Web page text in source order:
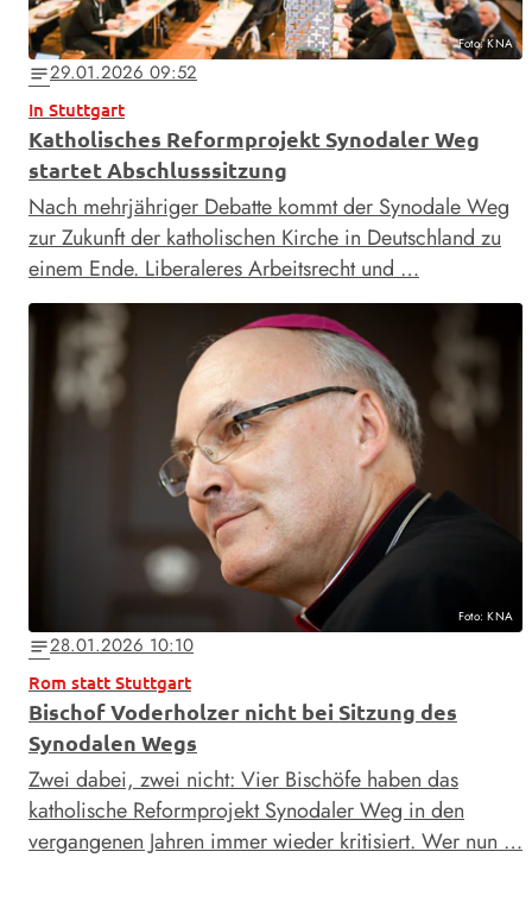
Foto: KNA
notes29.01.2026 09:52
In Stuttgart
Katholisches Reformprojekt Synodaler Weg
startet Abschlusssitzung
Nach mehrjähriger Debatte kommt der Synodale Weg
zur Zukunft der katholischen Kirche in Deutschland zu
einem Ende. Liberaleres Arbeitsrecht und …
Foto: KNA
notes28.01.2026 10:10
Rom statt Stuttgart
Bischof Voderholzer nicht bei Sitzung des
Synodalen Wegs
Zwei dabei, zwei nicht: Vier Bischöfe haben das
katholische Reformprojekt Synodaler Weg in den
vergangenen Jahren immer wieder kritisiert. Wer nun …